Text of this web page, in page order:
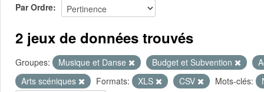
À propos
Par Ordre
2 jeux de données trouvés
Groupes: Musique et Danse Budget et Subvention
Arts scéniques
Formats: XLS CSV Mots-clés: